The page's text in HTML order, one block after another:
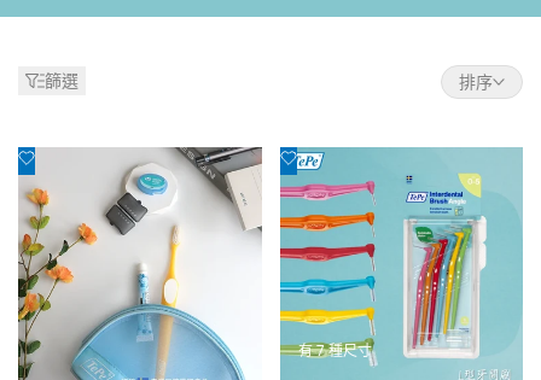
口
理
商
品
TePe
瑞
篩選 排序
添
加
到
心
願
清
單
添
加
到
心
清
單
有 7 種尺寸